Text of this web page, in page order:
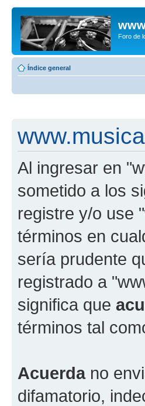
Foro de
Índice general
Al ingresar en
sometido a los
registre y/o use
términos en
sería prudente
registrado a
significa que
términos tal
Acuerdano
difamatorio,